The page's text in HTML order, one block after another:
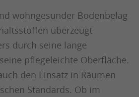
wohngesunder Bodenbelag
überzeugt
durch seine lange
pflegeleichte Oberfläche.
den Einsatz in Räumen
Standards. Ob im